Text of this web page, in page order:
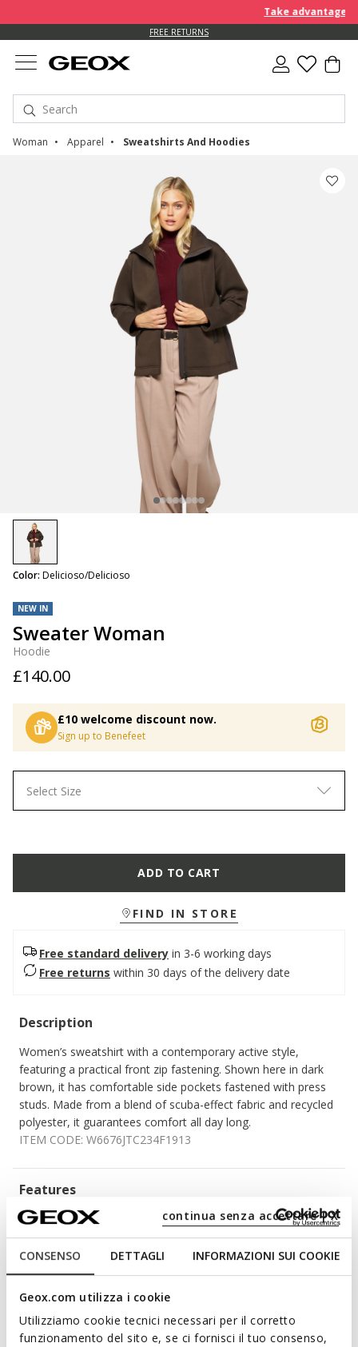
CONSENSO DETTAGLI INFORMAZIONI SUI COOKIE
Geox.com utilizza i cookie
Utilizziamo cookie tecnici necessari per il corretto
funzionamento del sito e, se ci fornisci il tuo consenso,
continua senza accettare | X
Take advantage of an
FREE RETURNS
Woman Apparel Sweatshirts And Hoodies
NEW IN
Sweater Woman
Hoodie
£140.00
£10 welcome discount now.
Sign up to Benefeet
Color: Delicioso/Delicioso
selected
Select Size
ADD TO CART
FIND IN STORE
Free standard delivery in 3-6 working days
Free returns within 30 days of the delivery date
Description
Women’s sweatshirt with a contemporary active style,
featuring a practical front zip fastening. Shown here in dark
brown, it has comfortable side pockets fastened with press
studs. Made from a blend of scuba-effect fabric and recycled
polyester, it guarantees comfort all day long.
ITEM CODE: W6676JTC234F1913
Features
Two-way zip
2 external pockets